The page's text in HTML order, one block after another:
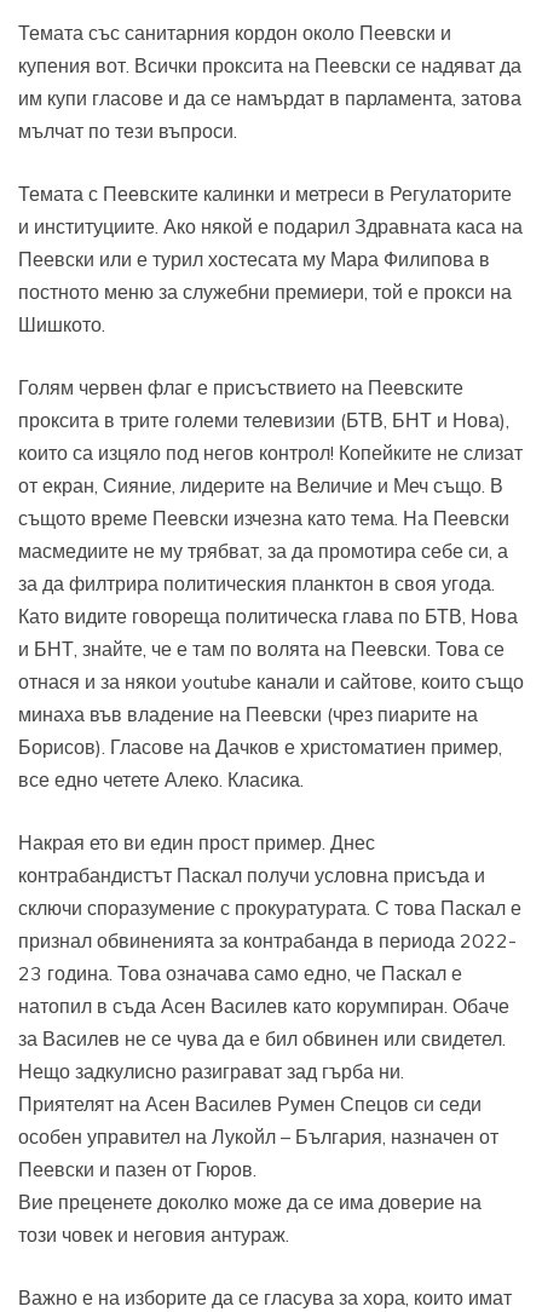
Темата със санитарния кордон около Пеевски и
купения вот. Всички проксита на Пеевски се надяват да
им купи гласове и да се намърдат в парламента, затова
мълчат по тези въпроси.
Темата с Пеевските калинки и метреси в Регулаторите
и институциите. Ако някой е подарил Здравната каса на
Пеевски или е турил хостесата му Мара Филипова в
постното меню за служебни премиери, той е прокси на
Шишкото.
Голям червен флаг е присъствието на Пеевските
проксита в трите големи телевизии (БТВ, БНТ и Нова),
които са изцяло под негов контрол! Копейките не слизат
от екран, Сияние, лидерите на Величие и Меч също. В
същото време Пеевски изчезна като тема. На Пеевски
масмедиите не му трябват, за да промотира себе си, а
за да филтрира политическия планктон в своя угода.
Като видите говореща политическа глава по БТВ, Нова
и БНТ, знайте, че е там по волята на Пеевски. Това се
отнася и за някои youtube канали и сайтове, които също
минаха във владение на Пеевски (чрез пиарите на
Борисов). Гласове на Дачков е христоматиен пример,
все едно четете Алеко. Класика.
Накрая ето ви един прост пример. Днес
контрабандистът Паскал получи условна присъда и
сключи споразумение с прокуратурата. С това Паскал е
признал обвиненията за контрабанда в периода 2022-
23 година. Това означава само едно, че Паскал е
натопил в съда Асен Василев като корумпиран. Обаче
за Василев не се чува да е бил обвинен или свидетел.
Нещо задкулисно разиграват зад гърба ни.
Приятелят на Асен Василев Румен Спецов си седи
особен управител на Лукойл – България, назначен от
Пеевски и пазен от Гюров.
Вие преценете доколко може да се има доверие на
този човек и неговия антураж.
Важно е на изборите да се гласува за хора, които имат